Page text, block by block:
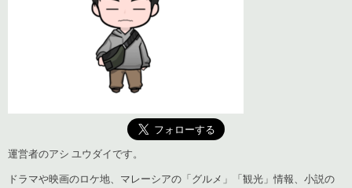
運営者のアシ ユウダイです。
ドラマや映画のロケ地、マレーシアの「グルメ」「観光」情報、小説の